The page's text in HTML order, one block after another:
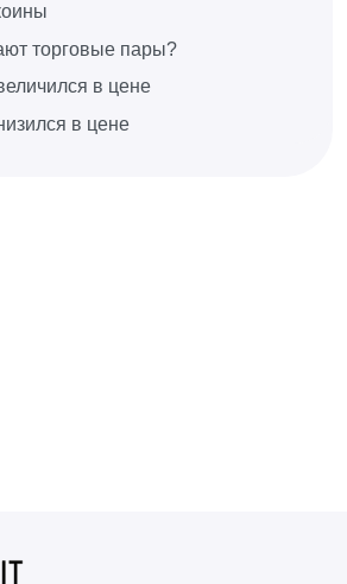
торговые пары?
в цене
в цене